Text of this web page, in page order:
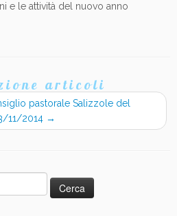
e le attività del nuovo anno
articoli
pastorale Salizzole del
11/2014 →